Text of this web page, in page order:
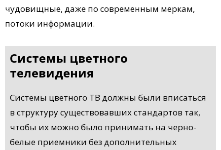
чудовищные, даже по современным меркам,
потоки информации.
Системы цветного
телевидения
Системы цветного ТВ должны были вписаться
в структуру существовавших стандартов так,
чтобы их можно было принимать на черно-
белые приемники без дополнительных